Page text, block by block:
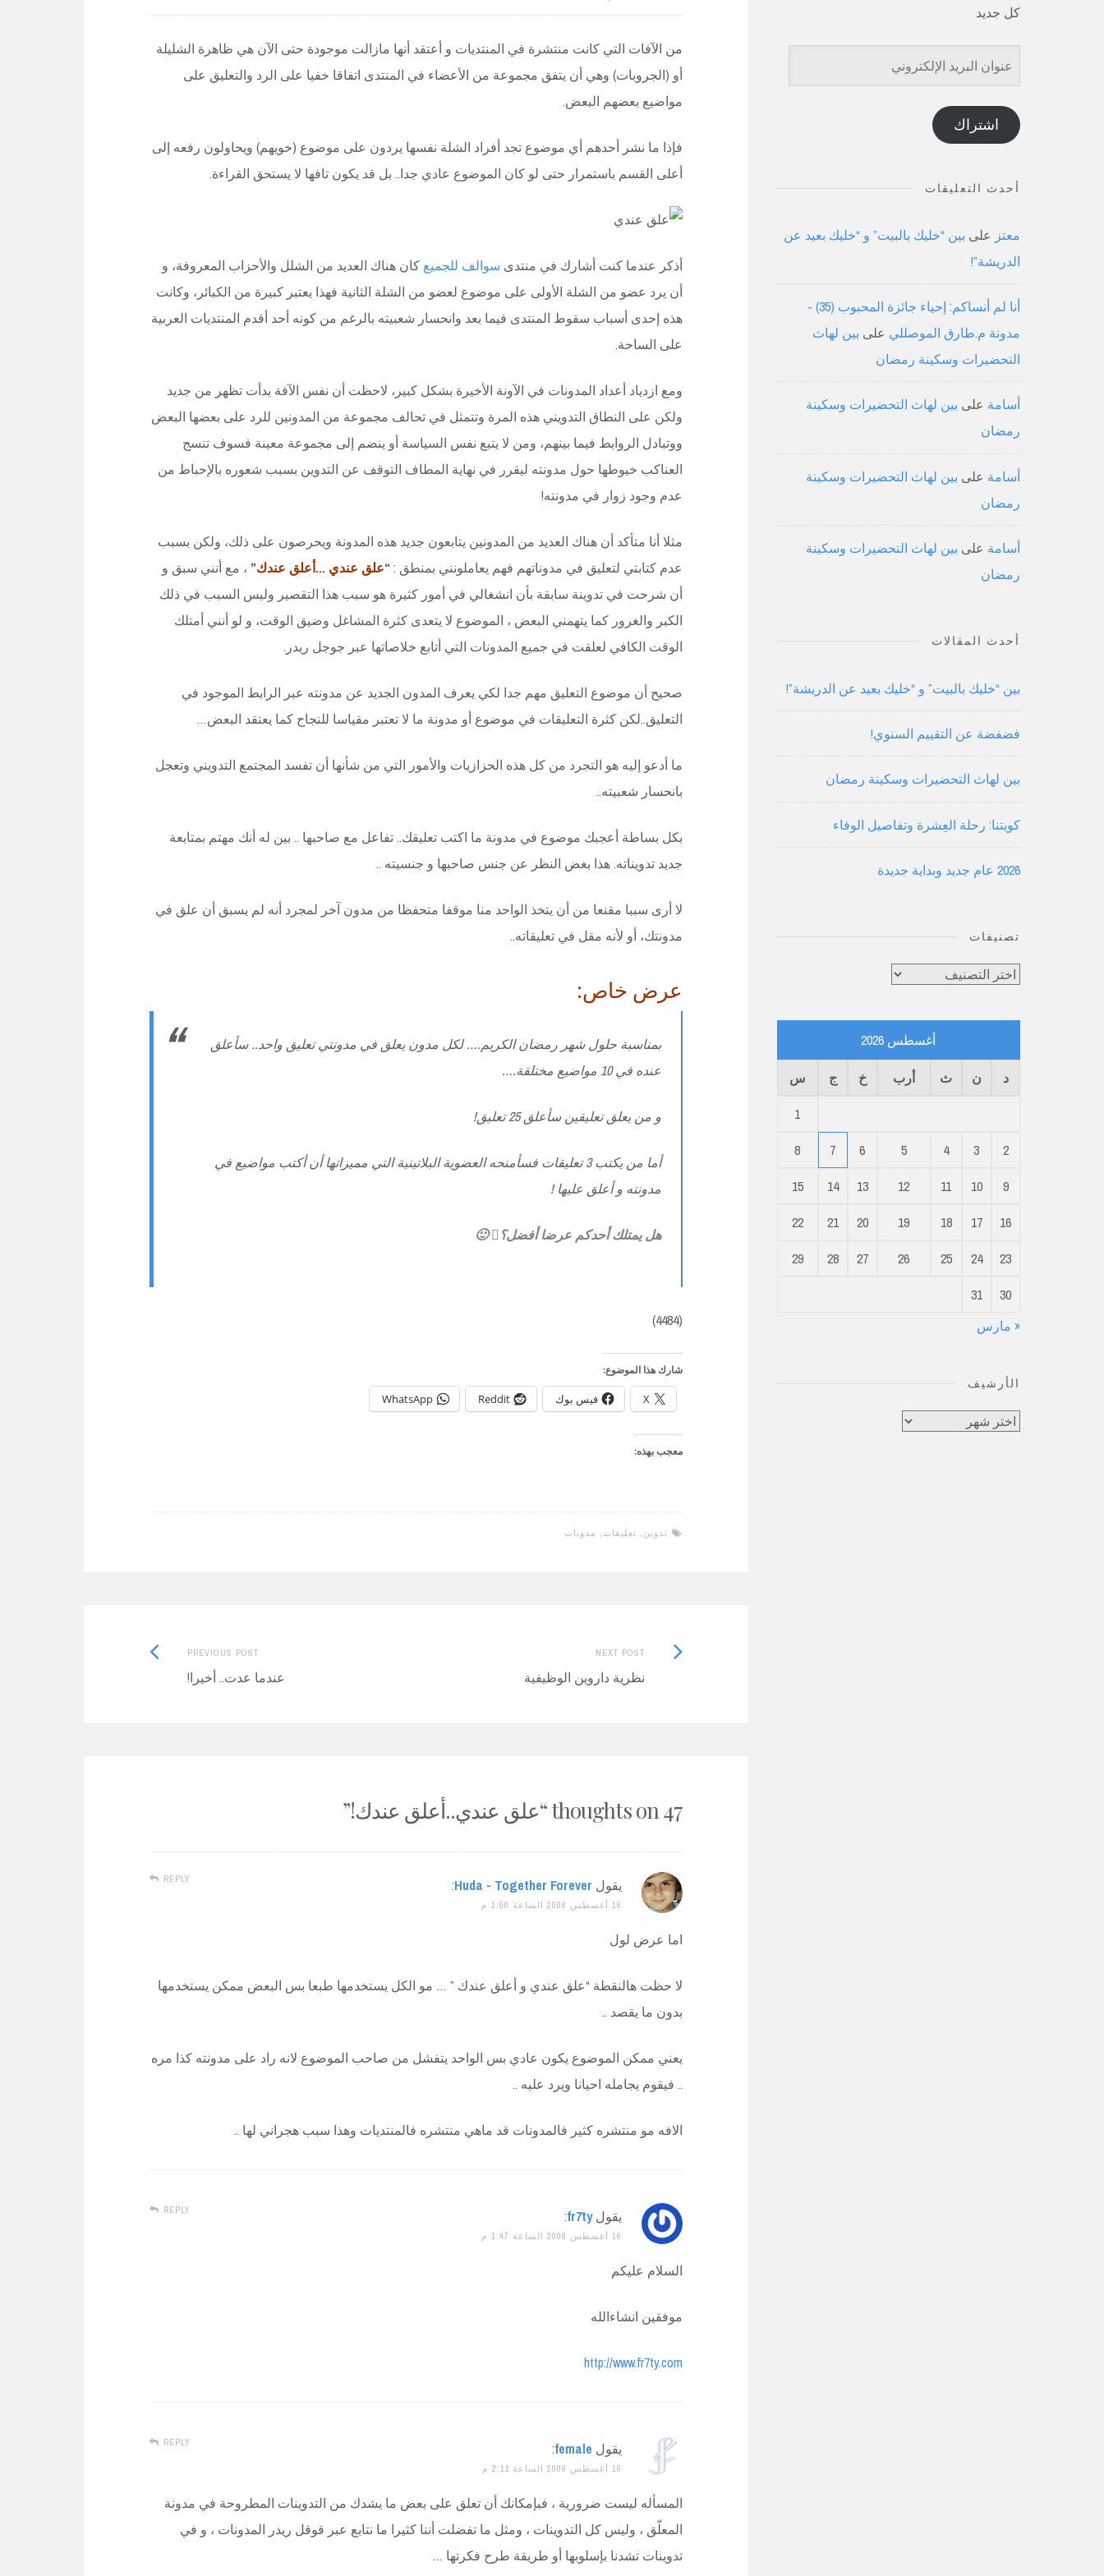
من الآفات التي كانت منتشرة في المنتديات و أعتقد أنها مازالت موجودة حتى الآن هي ظاهرة الشليلة
أو (الجروبات) وهي أن يتفق مجموعة من الأعضاء في المنتدى اتفاقا خفيا على الرد والتعليق على
مواضيع بعضهم البعض.
فإذا ما نشر أحدهم أي موضوع تجد أفراد الشلة نفسها يردون على موضوع (خويهم) ويحاولون رفعه إلى
أعلى القسم باستمرار حتى لو كان الموضوع عادي جدا.. بل قد يكون تافها لا يستحق القراءة.
أذكر عندما كنت أشارك في منتدى سوالف للجميع كان هناك العديد من الشلل والأحزاب المعروفة، و
أن يرد عضو من الشلة الأولى على موضوع لعضو من الشلة الثانية فهذا يعتبر كبيرة من الكبائر، وكانت
هذه إحدى أسباب سقوط المنتدى فيما بعد وانحسار شعبيته بالرغم من كونه أحد أقدم المنتديات العربية
على الساحة.
ومع ازدياد أعداد المدونات في الآونة الأخيرة بشكل كبير، لاحظت أن نفس الآفة بدأت تظهر من جديد
ولكن على النطاق التدويني هذه المرة وتتمثل في تحالف مجموعة من المدونين للرد على بعضها البعض
ووتبادل الروابط فيما بينهم، ومن لا يتبع نفس السياسة أو ينضم إلى مجموعة معينة فسوف تنسج
العناكب خيوطها حول مدونته ليقرر في نهاية المطاف التوقف عن التدوين بسبب شعوره بالإحباط من
عدم وجود زوار في مدونته!
مثلا أنا متأكد أن هناك العديد من المدونين يتابعون جديد هذه المدونة ويحرصون على ذلك، ولكن بسبب
عدم كتابتي لتعليق في مدوناتهم فهم يعاملونني بمنطق : “علق عندي …أعلق عندك” ، مع أنني سبق و
أن شرحت في تدوينة سابقة بأن انشغالي في أمور كثيرة هو سبب هذا التقصير وليس السبب في ذلك
الكبر والغرور كما يتهمني البعض ، الموضوع لا يتعدى كثرة المشاغل وضيق الوقت، و لو أنني أمتلك
الوقت الكافي لعلقت في جميع المدونات التي أتابع خلاصاتها عبر جوجل ريدر.
صحيح أن موضوع التعليق مهم جدا لكي يعرف المدون الجديد عن مدونته عبر الرابط الموجود في
التعليق..لكن كثرة التعليقات في موضوع أو مدونة ما لا تعتبر مقياسا للنجاح كما يعتقد البعض…
ما أدعو إليه هو التجرد من كل هذه الحزازيات والأمور التي من شأنها أن تفسد المجتمع التدويني وتعجل
بانحسار شعبيته..
بكل بساطة أعجبك موضوع في مدونة ما اكتب تعليقك.. تفاعل مع صاحبها .. بين له أنك مهتم بمتابعة
جديد تدويناته. هذا بغض النظر عن جنس صاحبها و جنسيته ..
لا أرى سببا مقنعا من أن يتخذ الواحد منا موقفا متحفظا من مدون آخر لمجرد أنه لم يسبق أن علق في
مدونتك، أو لأنه مقل في تعليقاته..
عرض خاص:
بمناسبة حلول شهر رمضان الكريم…. لكل مدون يعلق في مدونتي تعليق واحد.. سأعلق
عنده في 10 مواضيع مختلقة….
و من يعلق تعليقين سأعلق 25 تعليق!
أما من يكتب 3 تعليقات فسأمنحه العضوية البلاتينية التي مميزاتها أن أكتب مواضيع في
مدونته و أعلق عليها !
هل يمتلك أحدكم عرضا أفضل؟ 🙂
(4484)
شارك هذا الموضوع:
X فيس بوك Reddit
WhatsApp
معجب بهذه:
تدوين تعليقات مدونات
Post
PREVIOUS POST
Previous
post:عندما عدت.. أخيرا!
NEXT POST
نظرية داروين الوظيفية
Next
Post:
47 thoughts on “ علق عندي..أعلق عندك!”
يقول Huda - Together Forever
:
16 أغسطس 2008 الساعة 1:00 م
اما عرض لول
لا حظت هالنقطة “علق عندي و أعلق عندك ” … مو الكل يستخدمها طبعا بس البعض ممكن يستخدمها
بدون ما يقصد ..
يعني ممكن الموضوع يكون عادي بس الواحد يتفشل من صاحب الموضوع لانه راد على مدونته كذا مره
.. فيقوم يجامله احيانا ويرد عليه ..
الافه مو منتشره كثير فالمدونات قد ماهي منتشره فالمنتديات وهذا سبب هجراني لها ..
REPLY
يقول fr7ty
:
16 أغسطس 2008 الساعة 1:47 م
السلام عليكم
موفقين انشاءالله
http://www.fr7ty.com
REPLY
يقول female
:
16 أغسطس 2008 الساعة 2:11 م
المسأله ليست ضرورية ، فبإمكانك أن تعلق على بعض ما يشدك من التدوينات المطروحة في مدونة
المعلّق ، وليس كل التدوينات ، ومثل ما تفضلت أننا كثيرا ما نتابع عبر قوقل ريدر المدونات ، و في
تدوينات تشدنا بإسلوبها أو طريقة طرح فكرتها …
REPLY
كل جديد
عنوان
البريد
الإلكتروني
اشتراك
أحدث التعليقات
معتز على بين “خليك بالبيت” و “خليك بعيد عن
الدريشة”!
أنا لم أنساكم: إحياء جائزة المحبوب (35) -
مدونة م.طارق الموصللي على بين لهاث
التحضيرات وسكينة رمضان
أسامة على بين لهاث التحضيرات وسكينة
رمضان
أسامة على بين لهاث التحضيرات وسكينة
رمضان
أسامة على بين لهاث التحضيرات وسكينة
رمضان
أحدث المقالات
بين “خليك بالبيت” و “خليك بعيد عن الدريشة”!
فضفضة عن التقييم السنوي!
بين لهاث التحضيرات وسكينة رمضان
كويتنا: رحلة العِشرة وتفاصيل الوفاء
2026 عام جديد وبداية جديدة
تصنيفات
تصنيفات
أغسطس 2026
د ن ث أرب خ ج
س
1
2
3
4
5
6
7
8
9
10
11
12
13
14
15
16
17
18
19
20
21
22
23
24
25
26
27
28
29
30
31
« مارس
الأرشيف
الأرشيف